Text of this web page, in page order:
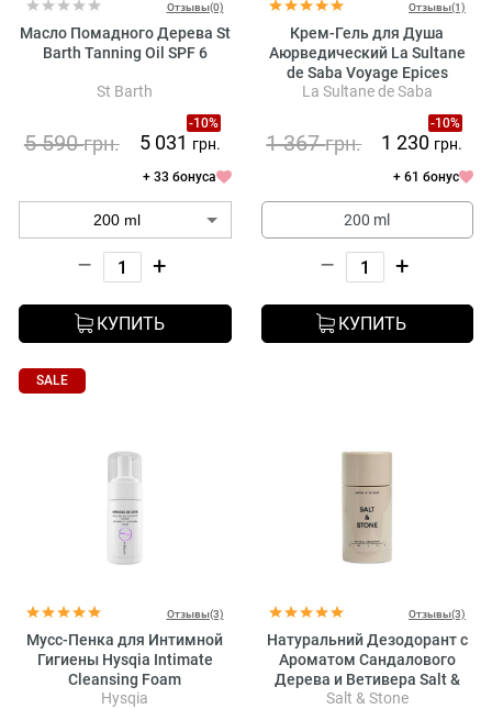
Отзывы(0)
Масло Помадного Дерева St
Barth Tanning Oil SPF 6
St Barth
-10%
5 590грн. 5 031 грн.
+ 33 бонуса
– +
КУПИТЬ
Отзывы(1)
Крем-Гель для Душа
Аюрведический La Sultane
de Saba Voyage Epices
Shower Cream Ayurvedic
Amber Vanilla Patchouli
La Sultane de Saba
-10%
1 367грн. 1 230 грн.
+ 61 бонус
200 ml
– +
КУПИТЬ
SALE
Отзывы(3)
Мусс-Пенка для Интимной
Гигиены Hysqia Intimate
Cleansing Foam
Hysqia
Отзывы(3)
Натуральний Дезодорант с
Ароматом Сандалового
Дерева и Ветивера Salt &
Stone Natural Deodorant
Salt & Stone